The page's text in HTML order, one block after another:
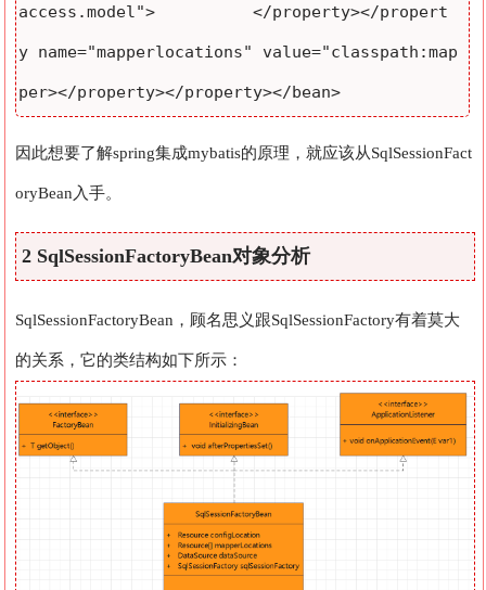
access.model"> 		</property></propert
y name="mapperlocations" value="classpath:map
per></property></property></bean>
因此想要了解spring集成mybatis的原理，就应该从SqlSessionFact
oryBean入手。
2 SqlSessionFactoryBean对象分析
SqlSessionFactoryBean，顾名思义跟SqlSessionFactory有着莫大
的关系，它的类结构如下所示：